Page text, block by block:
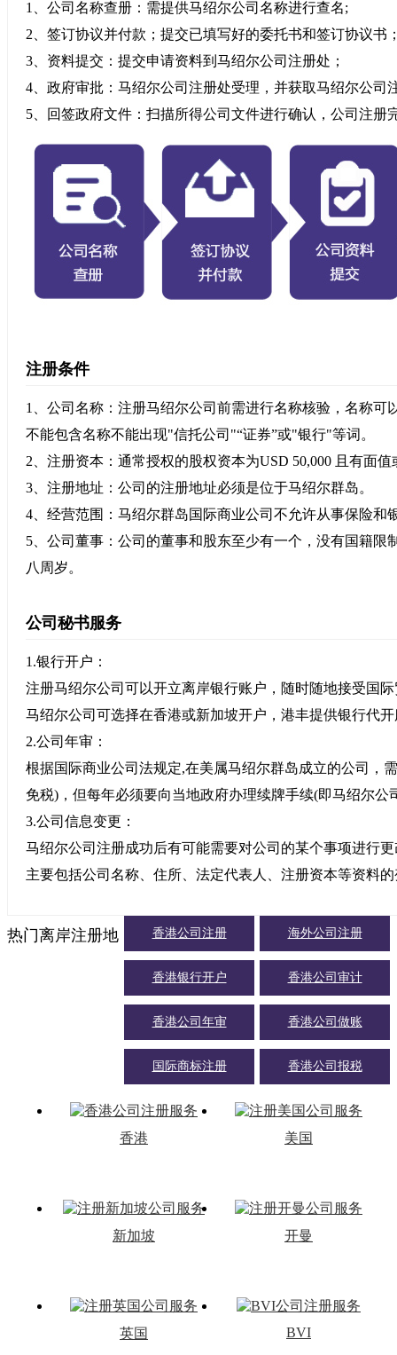
1、公司名称查册：需提供马绍尔公司名称进行查名;
2、签订协议并付款；提交已填写好的委托书和签订协议书
3、资料提交：提交申请资料到马绍尔公司注册处；
4、政府审批：马绍尔公司注册处受理，并获取马绍尔公司
5、回签政府文件：扫描所得公司文件进行确认，公司注册
注册条件
1、公司名称：注册马绍尔公司前需进行名称核验，名称可
不能包含名称不能出现"信托公司"“证券”或"银行"等词。
2、注册资本：通常授权的股权资本为USD 50,000 且有面
3、注册地址：公司的注册地址必须是位于马绍尔群岛。
4、经营范围：马绍尔群岛国际商业公司不允许从事保险和
5、公司董事：公司的董事和股东至少有一个，没有国籍
八周岁。
公司秘书服务
1.银行开户：
注册马绍尔公司可以开立离岸银行账户，随时随地接受国
马绍尔公司可选择在香港或新加坡开户，港丰提供银行代
2.公司年审：
根据国际商业公司法规定,在美属马绍尔群岛成立的公司，
免税)，但每年必须要向当地政府办理续牌手续(即马绍尔公
3.公司信息变更：
马绍尔公司注册成功后有可能需要对公司的某个事项进行
主要包括公司名称、住所、法定代表人、注册资本等资料
香港公司注册 海外公司注册
香港银行开户 香港公司审计
香港公司年审 香港公司做账
国际商标注册 香港公司报税
热门离岸注册地
香港 美国
新加坡 开曼
英国 BVI